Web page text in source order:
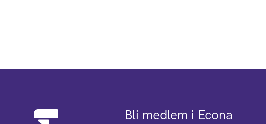
Bli medlem i Econa